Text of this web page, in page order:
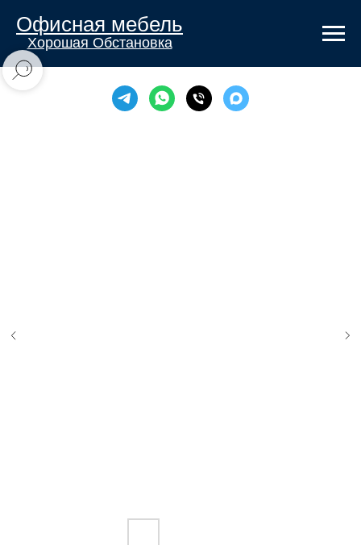
Офисная мебель
Хорошая Обстановка